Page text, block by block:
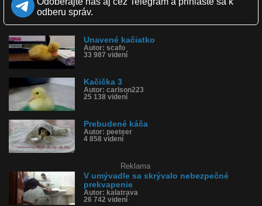
Obľúbené: 57
Komentárov: 201
Dľžka: 1:20
Tagy: kačiatko, káča, kačička, umývadlo, v umývadle
História sledovanosti videa:
odberu správ.
Unavené kačiatko
Autor: scafo
33 987 videní
Kačička 3
Autor: carlson223
25 138 videní
Prebudené káča
Autor: peeteer
4 858 videní
Reklama
V umývadle sa skrývalo nebezpečné
prekvapenie
Autor: kalatrava
26 742 videní